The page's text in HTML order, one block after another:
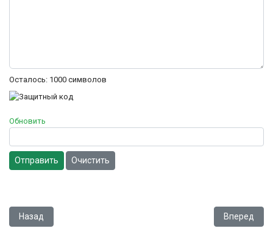
Осталось: 1000 символов
Обновить
Отправить Очистить
Предыдущий: Silkworm
Назад Следующий:
Вперед